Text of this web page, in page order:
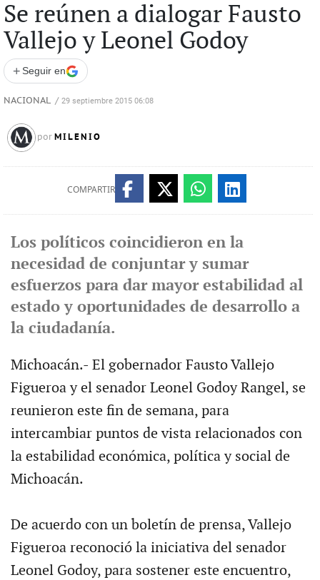
Se reúnen a dialogar Fausto
Vallejo y Leonel Godoy
+ Seguir en
NACIONAL / 29 septiembre 2015 06:08
por MILENIO
COMPARTIR
Los políticos coincidieron en la
necesidad de conjuntar y sumar
esfuerzos para dar mayor estabilidad al
estado y oportunidades de desarrollo a
la ciudadanía.
Michoacán.- El gobernador Fausto Vallejo
Figueroa y el senador Leonel Godoy Rangel, se
reunieron este fin de semana, para
intercambiar puntos de vista relacionados con
la estabilidad económica, política y social de
Michoacán.
De acuerdo con un boletín de prensa, Vallejo
Figueroa reconoció la iniciativa del senador
Leonel Godoy, para sostener este encuentro,